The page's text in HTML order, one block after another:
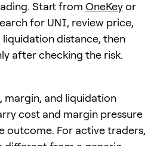
Start from OneKeyor
for UNI, review price,
distance, then
after checking the risk.
margin, and liquidation
cost and margin pressure
outcome. For active traders,